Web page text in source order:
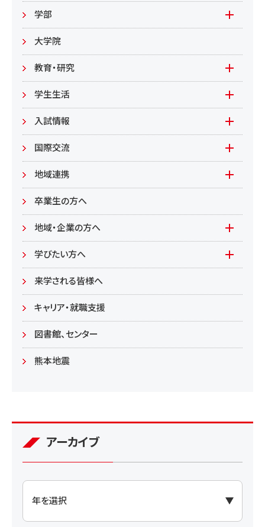
基本情報
入札情報
教職員募集
教職員募集（教員）
学部
文学部
日文
英米
環境資源
居住環境
食健康
教育/学部・大学院
大学院
教育・研究
教育
地域連携型学生研究(旧学生GP)
もやいすと育成プログラム
学生生活
在学生の方へ
入試情報
入試情報(学部)
入試情報(大学院)
国際交流
Global Lounge
地域連携
公開講座
卒業生の方へ
地域・企業の方へ
学びたい方へ(生涯学習)
学びたい方へ
学部
大学院
来学される皆様へ
キャリア・就職支援
図書館、センター
熊本地震
アーカイブ